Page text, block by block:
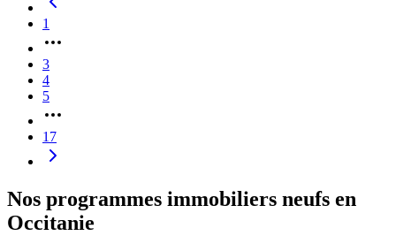
1
3
4
5
17
Nos programmes immobiliers neufs en
Occitanie